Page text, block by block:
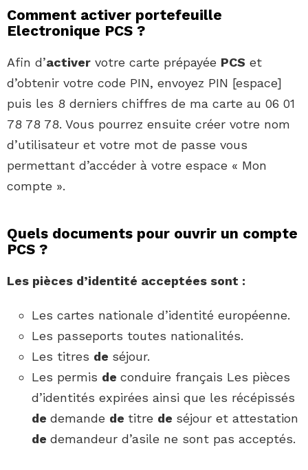
Comment activer portefeuille
Electronique PCS ?
Afin d’activer votre carte prépayée PCS et
d’obtenir votre code PIN, envoyez PIN [espace]
puis les 8 derniers chiffres de ma carte au 06 01
78 78 78. Vous pourrez ensuite créer votre nom
d’utilisateur et votre mot de passe vous
permettant d’accéder à votre espace « Mon
compte ».
Quels documents pour ouvrir un compte
PCS ?
Les pièces d’identité acceptées sont :
Les cartes nationale d’identité européenne.
Les passeports toutes nationalités.
Les titres de séjour.
Les permis de conduire français Les pièces
d’identités expirées ainsi que les récépissés
de demande de titre de séjour et attestation
de demandeur d’asile ne sont pas acceptés.